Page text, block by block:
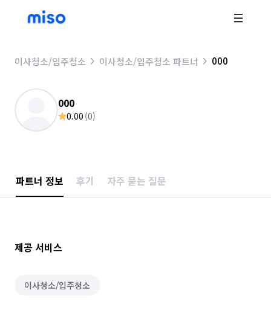
이사청소/입주청소 이사청소/입주청소 파트너 000
000
0.00 (0)
파트너 정보 후기 자주 묻는 질문
제공 서비스
이사청소/입주청소